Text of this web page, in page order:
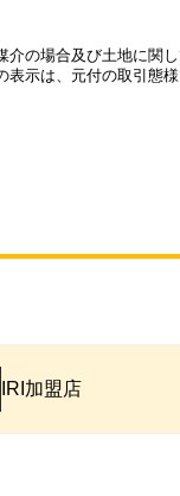
の場合及び土地に関
示は、元付の取引
IRI加盟店